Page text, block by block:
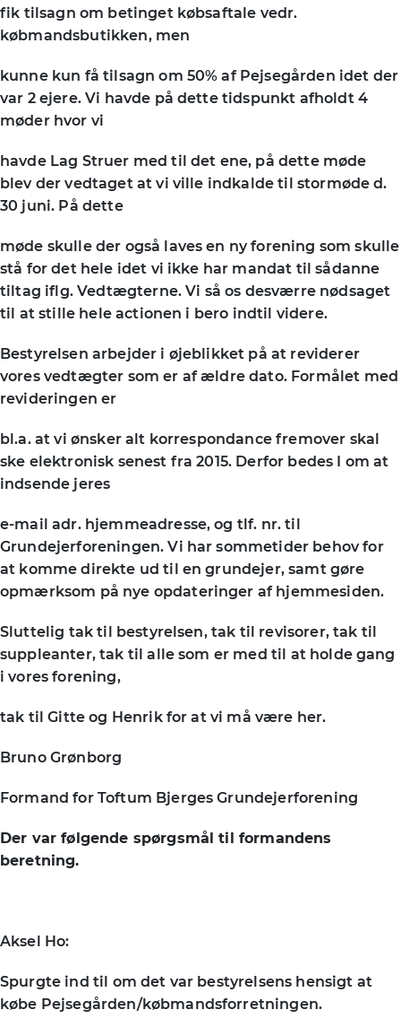
fik tilsagn om betinget købsaftale vedr.
købmandsbutikken, men
kunne kun få tilsagn om 50% af Pejsegården idet der
var 2 ejere. Vi havde på dette tidspunkt afholdt 4
møder hvor vi
havde Lag Struer med til det ene, på dette møde
blev der vedtaget at vi ville indkalde til stormøde d.
30 juni. På dette
møde skulle der også laves en ny forening som skulle
stå for det hele idet vi ikke har mandat til sådanne
tiltag iflg. Vedtægterne. Vi så os desværre nødsaget
til at stille hele actionen i bero indtil videre.
Bestyrelsen arbejder i øjeblikket på at reviderer
vores vedtægter som er af ældre dato. Formålet med
revideringen er
bl.a. at vi ønsker alt korrespondance fremover skal
ske elektronisk senest fra 2015. Derfor bedes I om at
indsende jeres
e-mail adr. hjemmeadresse, og tlf. nr. til
Grundejerforeningen. Vi har sommetider behov for
at komme direkte ud til en grundejer, samt gøre
opmærksom på nye opdateringer af hjemmesiden.
Sluttelig tak til bestyrelsen, tak til revisorer, tak til
suppleanter, tak til alle som er med til at holde gang
i vores forening,
tak til Gitte og Henrik for at vi må være her.
Bruno Grønborg
Formand for Toftum Bjerges Grundejerforening
Der var følgende spørgsmål til formandens
beretning.
Aksel Ho:
Spurgte ind til om det var bestyrelsens hensigt at
købe Pejsegården/købmandsforretningen.